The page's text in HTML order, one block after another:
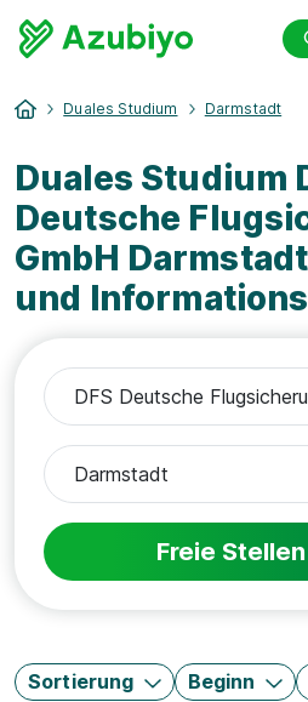
Duales Studium Darmstadt
Duales Studium
Deutsche
GmbH
und
Freie
Sortierung Beginn